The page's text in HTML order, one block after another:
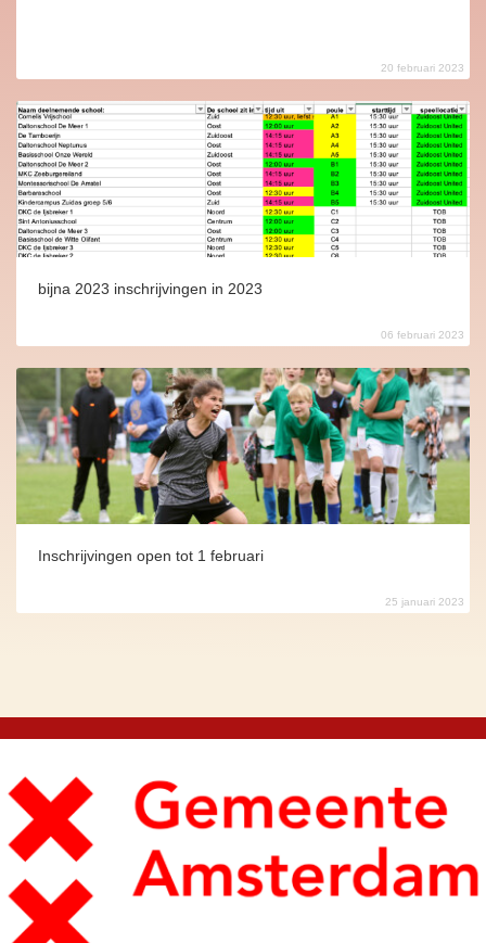
20 februari 2023
bijna 2023 inschrijvingen in 2023
06 februari 2023
Inschrijvingen open tot 1 februari
25 januari 2023